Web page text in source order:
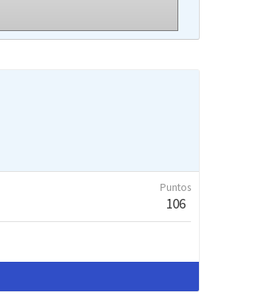
Puntos
106